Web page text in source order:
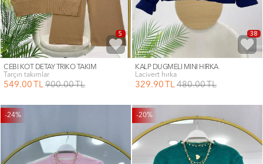
5
CEBİ KOT DETAY TRİKO TAKIM
tarçın takımlar
549.00 TL 900.00TL
38
KALP DÜĞMELİ MİNİ HIRKA
lacivert hırka
329.90 TL 480.00TL
-24% -20%